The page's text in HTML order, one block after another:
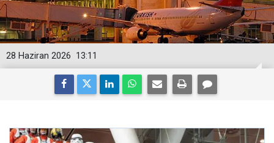
13:11
28 Haziran 2026